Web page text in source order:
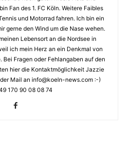
Fan des 1. FC Köln. Weitere Faibles
und Motorrad fahren. Ich bin ein
gerne den Wind um die Nase wehen.
Lebensort an die Nordsee in
ich mein Herz an ein Denkmal von
Bei Fragen oder Fehlangaben auf den
hier die Kontaktmöglichkeit Jazzie
Mail an info@koeln-news.com :-)
170 90 08 08 74